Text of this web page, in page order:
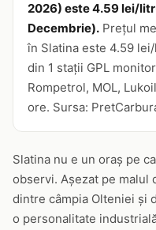
2026) este 4.59 lei/
Decembrie). Prețul
în Slatina este 4.59
din 1 stații GPL
Rompetrol, MOL,
ore. Sursa:
Slatina nu e un oraș pe
observi. Așezat pe malul
dintre câmpia Olteniei și
o personalitate